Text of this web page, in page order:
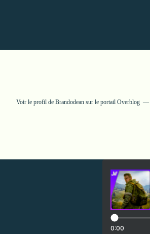
Voir le profil de Brandodean sur le portail Overblog
0:00